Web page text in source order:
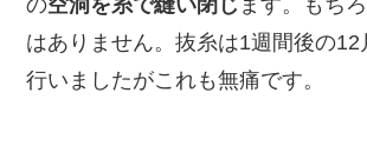
の空洞を糸で縫い閉じ ます。もち
はありません。抜糸は1週間後の12
行いましたがこれも無痛です。